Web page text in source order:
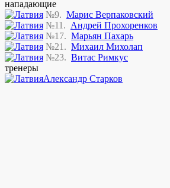
нападающие
№9. Марис Верпаковский
№11. Андрей Прохоренков
№17. Марьян Пахарь
№21. Михаил Михолап
№23. Витас Римкус
тренеры
Александр Старков